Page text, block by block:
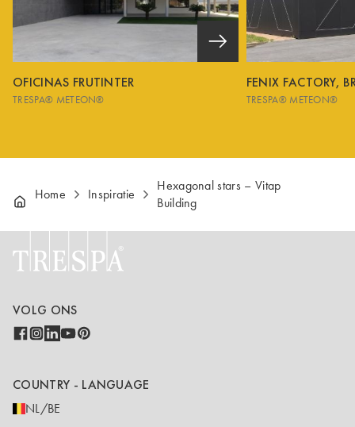
OFICINAS FRUTINTER
TRESPA® METEON®
FENIX FACTORY,
TRESPA® METEON®
Home Inspiratie
Hexagonal stars – Vitap
Building
VOLG ONS
COUNTRY - LANGUAGE
NL/BE